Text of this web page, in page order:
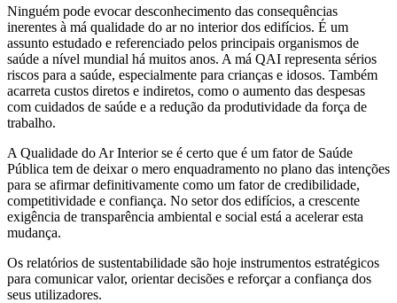
Ninguém pode evocar desconhecimento das consequências
inerentes à má qualidade do ar no interior dos edifícios. É um
assunto estudado e referenciado pelos principais organismos de
saúde a nível mundial há muitos anos. A má QAI representa sérios
riscos para a saúde, especialmente para crianças e idosos. Também
acarreta custos diretos e indiretos, como o aumento das despesas
com cuidados de saúde e a redução da produtividade da força de
trabalho.
A Qualidade do Ar Interior se é certo que é um fator de Saúde
Pública tem de deixar o mero enquadramento no plano das intenções
para se afirmar definitivamente como um fator de credibilidade,
competitividade e confiança. No setor dos edifícios, a crescente
exigência de transparência ambiental e social está a acelerar esta
mudança.
Os relatórios de sustentabilidade são hoje instrumentos estratégicos
para comunicar valor, orientar decisões e reforçar a confiança dos
seus utilizadores.